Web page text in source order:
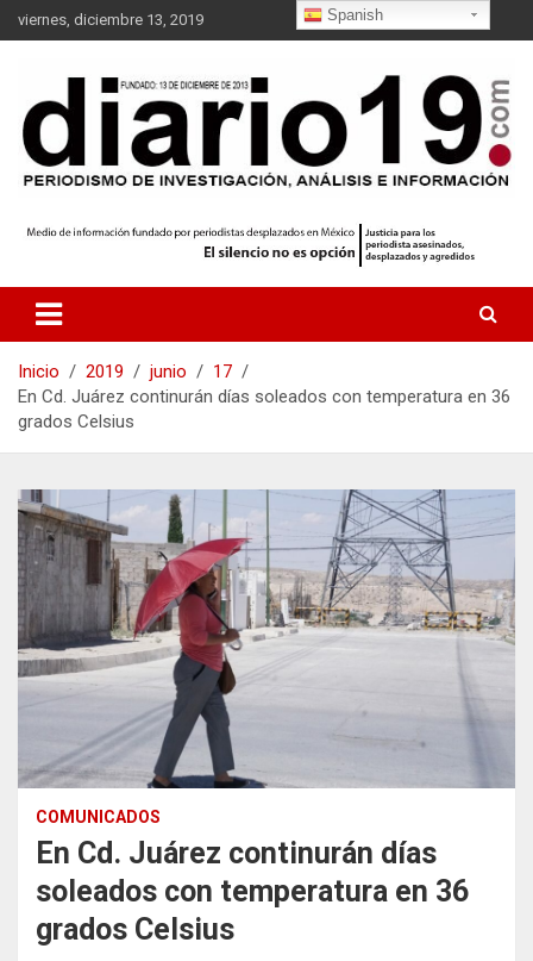
a
t
n
viernes, diciembre 13, 2019
Inicio 2019 junio
17
En Cd. Juárez continurán días soleados con temperatura en 36
grados Celsius
COMUNICADOS
En Cd. Juárez continurán días
soleados con temperatura en 36
grados Celsius
Spanish